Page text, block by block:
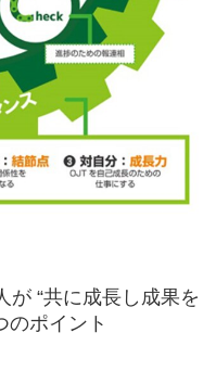
が “共に成長し成果を
のポイント